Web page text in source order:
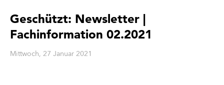
Geschützt: Newsletter |
Fachinformation 02.2021
Mittwoch, 27 Januar 2021